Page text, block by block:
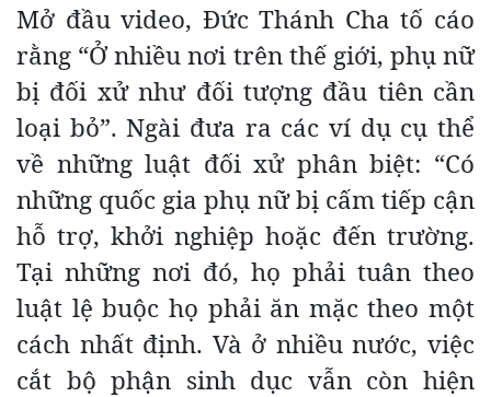
Mở đầu video, Đức Thánh Cha tố cáo
rằng “Ở nhiều nơi trên thế giới, phụ nữ
bị đối xử như đối tượng đầu tiên cần
loại bỏ”. Ngài đưa ra các ví dụ cụ thể
về những luật đối xử phân biệt: “Có
những quốc gia phụ nữ bị cấm tiếp cận
hỗ trợ, khởi nghiệp hoặc đến trường.
Tại những nơi đó, họ phải tuân theo
luật lệ buộc họ phải ăn mặc theo một
cách nhất định. Và ở nhiều nước, việc
cắt bộ phận sinh dục vẫn còn hiện